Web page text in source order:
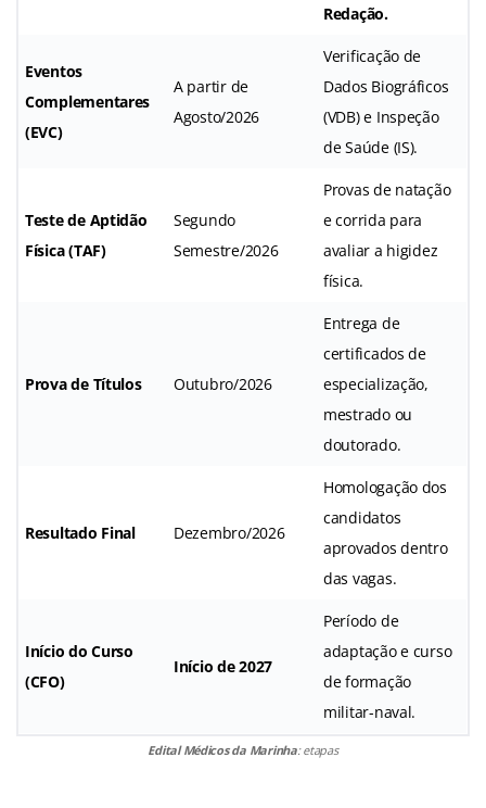
Redação.
Eventos
Complementares
(EVC)
A partir de
Agosto/2026
Verificação de
Dados Biográficos
(VDB) e Inspeção
de Saúde (IS).
Teste de Aptidão
Física (TAF)
Segundo
Semestre/2026
Provas de natação
e corrida para
avaliar a higidez
física.
Prova de Títulos Outubro/2026
Entrega de
certificados de
especialização,
mestrado ou
doutorado.
Resultado Final Dezembro/2026
Homologação dos
candidatos
aprovados dentro
das vagas.
Início do Curso
(CFO)
Início de 2027
Período de
adaptação e curso
de formação
militar-naval.
Edital Médicos da Marinha: etapas